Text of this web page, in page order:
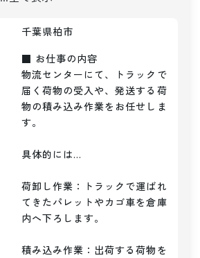
千葉県柏市
■ お仕事の内容
物流センターにて、トラックで
届く荷物の受入や、発送する荷
物の積み込み作業をお任せしま
す。
具体的には…
荷卸し作業：トラックで運ばれ
てきたパレットやカゴ車を倉庫
内へ下ろします。
積み込み作業：出荷する荷物を